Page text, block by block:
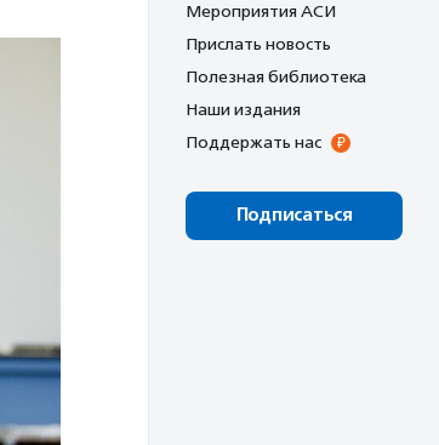
Мероприятия АСИ
Прислать новость
Полезная библиотека
Наши издания
Поддержать нас
Подписаться